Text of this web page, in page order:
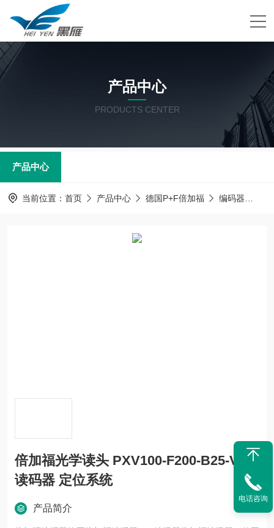
产品中心
PRODUCTS CENTER
产品中心
当前位置： 首页 产品中心 德国P+F倍加福 编码器
倍加福光学读头 PXV100-F200-B25-V1D
读码器 定位系统
产品简介
电话咨询